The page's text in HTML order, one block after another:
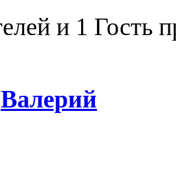
и 1 Гость
Валерий